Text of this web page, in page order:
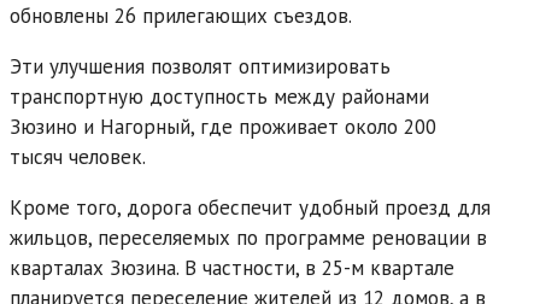
обновлены 26 прилегающих съездов.
Эти улучшения позволят оптимизировать
транспортную доступность между районами
Зюзино и Нагорный, где проживает около 200
тысяч человек.
Кроме того, дорога обеспечит удобный проезд для
жильцов, переселяемых по программе реновации в
кварталах Зюзина. В частности, в 25-м квартале
планируется переселение жителей из 12 домов, а в